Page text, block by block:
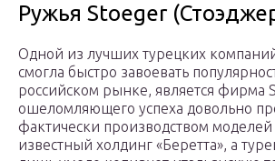
Ружья Stoeger
Одной из лучших турецких
смогла быстро завоевать
российском рынке, является фирма
ошеломляющего успеха довольно
фактически производством моделей
известный холдинг «Беретта», а